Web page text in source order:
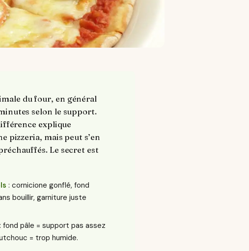
du four, en général
selon le support.
explique
pizzeria, mais peut s’en
Le secret est
: cornicione gonflé, fond
bouillir, garniture juste
: fond pâle = support pas assez
= trop humide.